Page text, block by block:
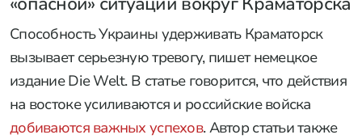
Способность Украины удерживать Краматорск
вызывает серьезную тревогу, пишет немецкое
издание Die Welt. В статье говорится, что действия
на востоке усиливаются и российские войска
добиваются важных успехов. Автор статьи также